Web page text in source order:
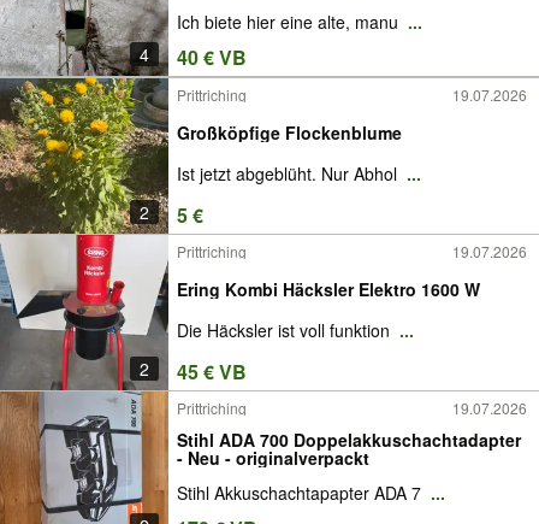
4
Ich biete hier eine alte, manu ...
40 € VB
2
Prittriching 19.07.2026
Großköpfige Flockenblume
Ist jetzt abgeblüht. Nur Abhol ...
5 €
2
Prittriching 19.07.2026
Ering Kombi Häcksler Elektro 1600 W
Die Häcksler ist voll funktion ...
45 € VB
Prittriching 19.07.2026
Stihl ADA 700 Doppelakkuschachtadapter
- Neu - originalverpackt
Stihl Akkuschachtapapter ADA 7 ...